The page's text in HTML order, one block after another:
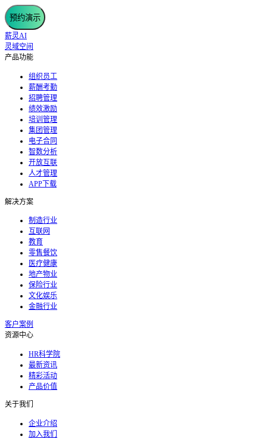
预约演示
薪灵AI
灵域空间
产品功能
组织员工
薪酬考勤
招聘管理
绩效激励
培训管理
集团管理
电子合同
智数分析
开放互联
人才管理
APP下载
解决方案
制造行业
互联网
教育
零售餐饮
医疗健康
地产物业
保险行业
文化娱乐
金融行业
客户案例
资源中心
HR科学院
最新资讯
精彩活动
产品价值
关于我们
企业介绍
加入我们